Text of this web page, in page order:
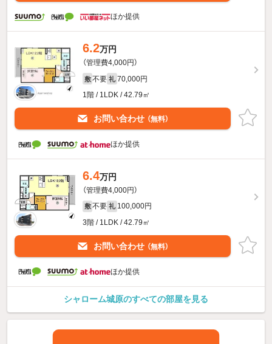
ほか提供
6.2万円
（管理費4,000円）
敷 不要 礼 70,000円
1階 / 1LDK / 42.79㎡
お問い合わせ （無料）
ほか提供
6.4万円
（管理費4,000円）
敷 不要 礼 100,000円
3階 / 1LDK / 42.79㎡
お問い合わせ （無料）
ほか提供
シャローム城原のすべての部屋を見る